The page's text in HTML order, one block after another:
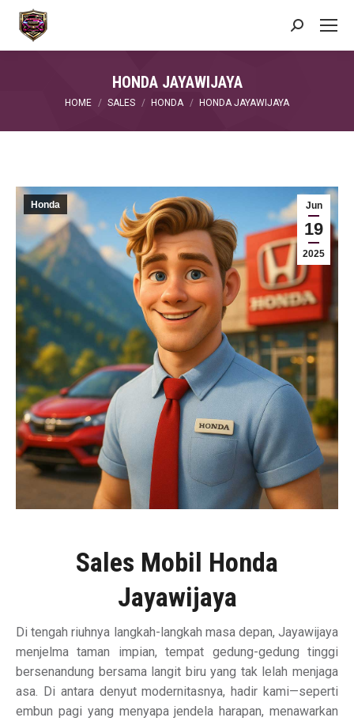
Search:
HONDA JAYAWIJAYA
You are here:
HOME SALES HONDA HONDA JAYAWIJAYA
Jun
19
2025
Honda
Sales Mobil Honda
Jayawijaya
Di tengah riuhnya langkah-langkah masa depan, Jayawijaya
menjelma taman impian, tempat gedung-gedung tinggi
bersenandung bersama langit biru yang tak lelah menjaga
asa. Di antara denyut modernitasnya, hadir kami—seperti
embun pagi yang menyapa jendela harapan, menawarkan